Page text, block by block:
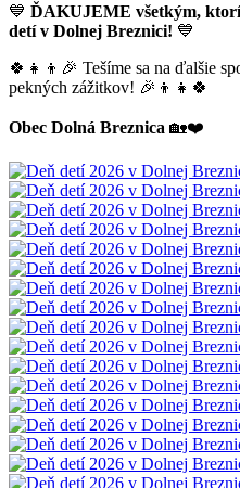
💙 ĎAKUJEME všetkým,
detí v Dolnej Breznici! 💙
🍀👧👦🎉 Tešíme sa na ďalšie
pekných zážitkov! 🎉👦👧🍀
Obec Dolná Breznica 🏡❤️